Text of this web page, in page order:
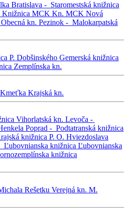
Bratislava - Staromestská knižnica
Knižnica MCK Kn. MCK Nová
Obecná kn. Pezinok - Malokarpatská
P. Dobšinského Gemerská knižnica
Zemplínska kn.
Krajská kn.
Vihorlatská kn. Levoča -
Poprad - Podtatranská knižnica
knižnica P. O. Hviezdoslava
Ľubovnianska knižnica Ľubovnianska
knižnica
Rešetku Verejná kn. M.